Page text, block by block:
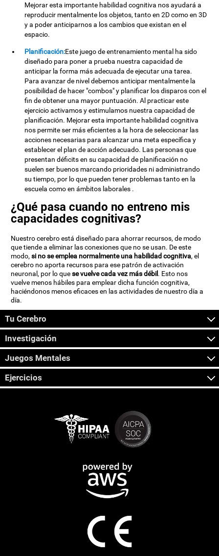
Mejorar esta importante habilidad cognitiva nos ayudará a
reproducir mentalmente los objetos, tanto en 2D como en 3D
y a poder anticiparnos a los cambios que existan en el
espacio.
Planificación:Este juego de entrenamiento mental ha sido
diseñado para poner a prueba nuestra capacidad de
anticipar la forma más adecuada de ejecutar una tarea.
Para avanzar de nivel debemos anticipar mentalmente la
posibilidad de hacer "combos" y planificar los disparos con el
fin de obtener una mayor puntuación. Al practicar este
ejercicio activamos y estimulamos nuestra capacidad de
planificación. Mejorar esta importante habilidad cognitiva
nos permite ser más eficientes a la hora de seleccionar las
acciones necesarias para alcanzar una meta específica y
establecer el plan de acción adecuado. Las personas que
presentan déficits en su capacidad de planificación no
suelen ser buenos marcando prioridades ni administrando
su tiempo, por lo que pueden tener problemas tanto en la
escuela como en ámbitos laborales .
¿Qué pasa cuando no entreno mis
capacidades cognitivas?
Nuestro cerebro está diseñado para ahorrar recursos, de modo
que tiende a eliminar las conexiones que no se usan. De este
modo,si no se emplea normalmente una habilidad cognitiva, el
cerebro no aporta recursos para ese patrón de activación
neuronal, por lo quese vuelve cada vez más débil . Esto nos
vuelve menos hábiles para emplear dicha función cognitiva,
haciéndonos menos eficaces en las actividades de nuestro día a
día.
Tu Cerebro
Investigación
Juegos Mentales
Ejercicios